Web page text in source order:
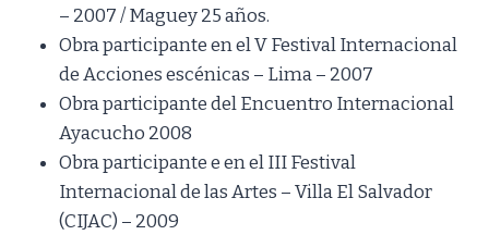
– 2007 / Maguey 25 años.
Obra participante en el V Festival Internacional
de Acciones escénicas – Lima – 2007
Obra participante del Encuentro Internacional
Ayacucho 2008
Obra participante e en el III Festival
Internacional de las Artes – Villa El Salvador
(CIJAC) – 2009